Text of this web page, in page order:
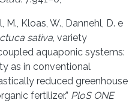
M., Kloas, W., Dannehl, D. e
sativa, variety
aquaponic systems:
as in conventional
reduced greenhouse
fertilizer.” PloS ONE